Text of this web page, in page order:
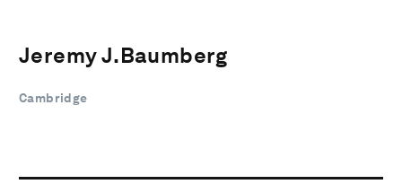
Jeremy J.Baumberg
Cambridge